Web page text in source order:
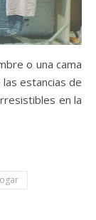
o una cama
estancias de
en la